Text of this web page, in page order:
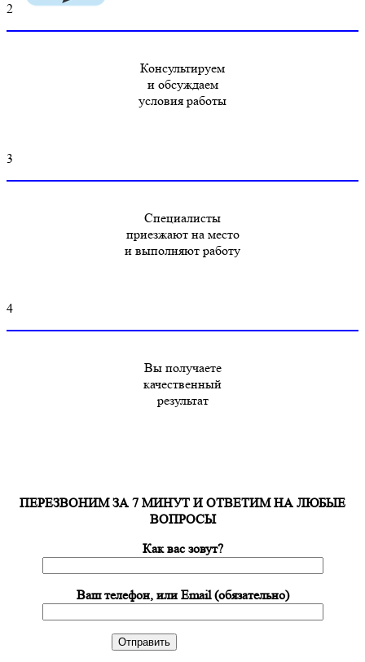
2
Консультируем
и обсуждаем
условия работы
3
Специалисты
приезжают на место
и выполняют работу
4
Вы получаете
качественный
результат
ПЕРЕЗВОНИМ ЗА 7 МИНУТ И ОТВЕТИМ НА ЛЮБЫЕ
ВОПРОСЫ
Как вас зовут?
Ваш телефон, или Email (обязательно)